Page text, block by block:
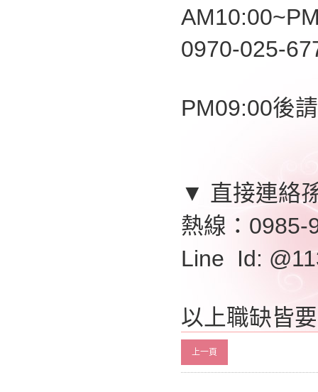
0970-025-
PM09:00後
▼ 直接連絡
熱線：0985-
Line Id:
以上職缺皆
上一頁